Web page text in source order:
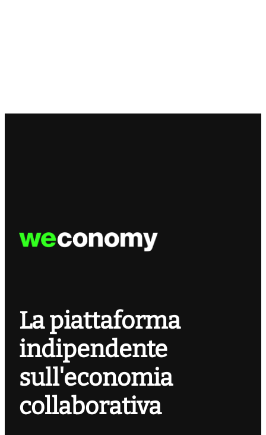
La piattaforma
indipendente
sull'economia
collaborativa